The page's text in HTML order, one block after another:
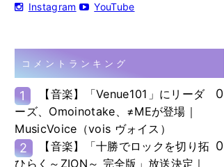
Instagram YouTube
コメントランキング
1
【音楽】「Venue101」にリーダ
ーズ、Omoinotake、≠MEが登場｜
MusicVoice（vois ヴォイス）
0
2
【音楽】「十勝でロックを切り拓
ひらく～ZION～ 完全版」放送決定｜
0